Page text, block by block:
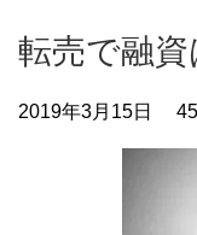
転売で融資
2019年3月15日